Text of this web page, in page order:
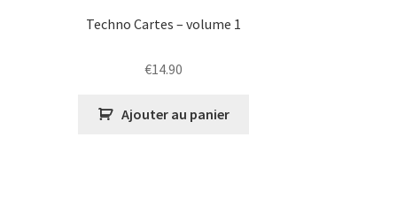
Techno Cartes – volume 1
€14.90
Ajouter au panier